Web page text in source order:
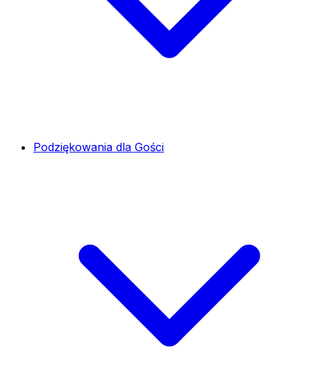
Podziękowania dla Gości